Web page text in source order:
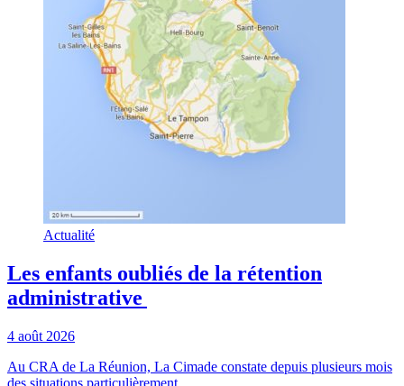
Actualité
Les enfants oubliés de la rétention
administrative
4 août 2026
Au CRA de La Réunion, La Cimade constate depuis plusieurs mois
des situations particulièrement ...